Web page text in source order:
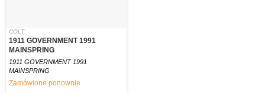
COLT
1911 GOVERNMENT 1991
MAINSPRING
1911 GOVERNMENT 1991
MAINSPRING
Zamówione ponownie